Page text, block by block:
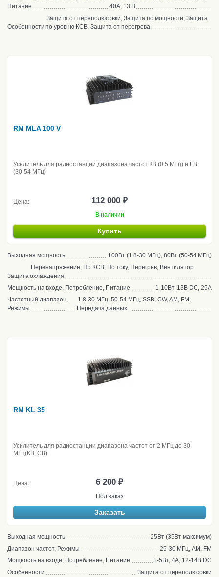
Питание
40А, 13 В
Особенности
Защита от переполюсовки, Защита по мощности, Защита
по уровню КСВ, Защита от перегрева
RM MLA 100 V
Усилитель для радиостанций диапазона частот КВ (0.5 МГц) и LB
(30-54 МГц)
Цена: 112 000 ₽
В наличии
Купить
Выходная мощность 100Вт (1.8-30 МГц), 80Вт (50-54 МГц)
Защита
Перенапряжение, По КСВ, По току, Перегрев, Вентилятор
охлаждения
Мощность на входе, Потребление, Питание
1-10Вт, 13В DC, 25А
Частотный диапазон,
Режимы
1.8-30 МГц, 50-54 МГц, SSB, CW, AM, FM,
Передача данных
RM KL 35
Усилитель для радиостанции диапазона частот от 2 МГц до 30
МГц(КВ, CB)
Цена: 6 200 ₽
Под заказ
Заказать
Выходная мощность
25Вт (35Вт максимум)
Диапазон частот, Режимы
25-30 МГц, AM, FM
Мощность на входе, Потребление, Питание
1-5Вт, 4А, 12-14В DC
Особенности
Защита от переполюсовки